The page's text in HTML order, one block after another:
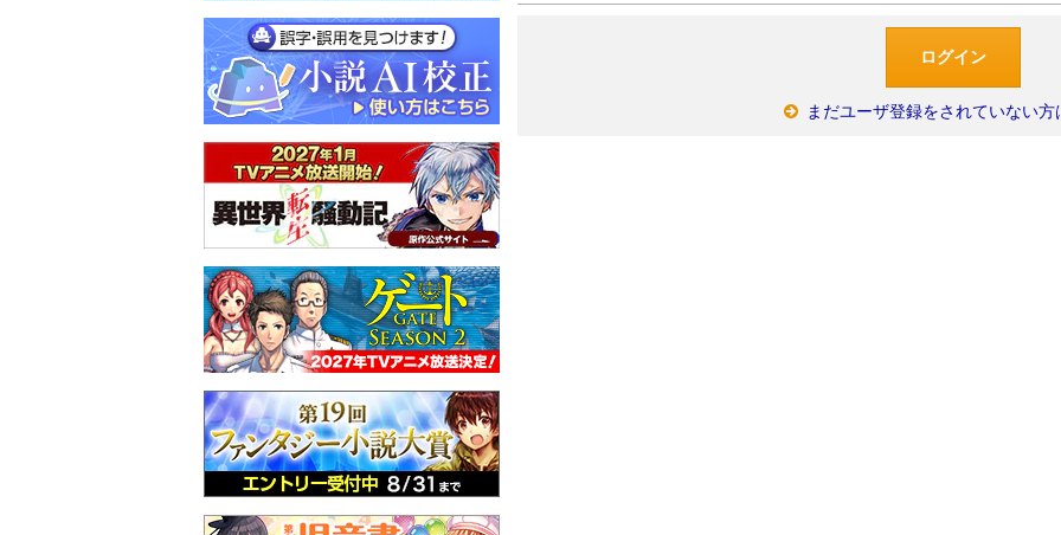
まだユーザ登録をされていない方